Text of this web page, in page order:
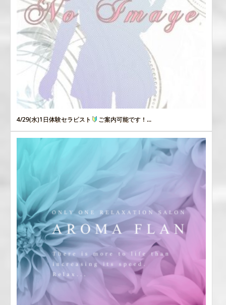
4/29(水)1日体験セラピスト ご案内可能です！...